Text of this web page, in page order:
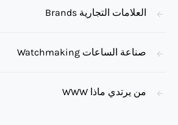
العلامات التجارية Brands
صناعة الساعات Watchmaking
من يرتدي ماذا WWW